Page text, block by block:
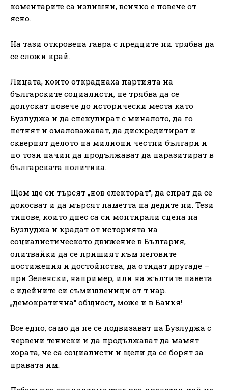
коментарите са излишни, всичко е повече от
ясно.
На тази откровена гавра с предците ни трябва да
се сложи край.
Лицата, които откраднаха партията на
българските социалисти, не трябва да се
допускат повече до исторически места като
Бузлуджа и да спекулират с миналото, да го
петнят и омаловажават, да дискредитират и
сквернят делото на милиони честни българи и
по този начин да продължават да паразитират в
българската политика.
Щом ще си търсят „нов електорат“, да спрат да се
докосват и да мърсят паметта на дедите ни. Тези
типове, които днес са си монтирали сцена на
Бузлуджа и крадат от историята на
социалистическото движение в България,
опитвайки да се пришият към неговите
постижения и достойнства, да отидат другаде –
при Зеленски, например, или на жълтите павета
с идейните си съмишленици от т.нар.
„демократична“ общност, може и в Банкя!
Все едно, само да не се подвизават на Бузлуджа с
червени тениски и да продължават да мамят
хората, че са социалисти и щели да се борят за
правата им.